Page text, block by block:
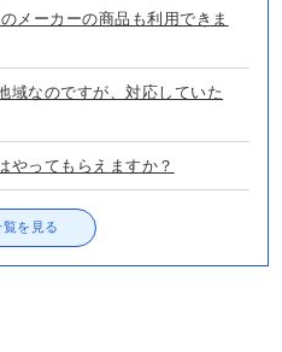
メーカーの商品も利用できま
域なのですが、対応していた
やってもらえますか？
を見る